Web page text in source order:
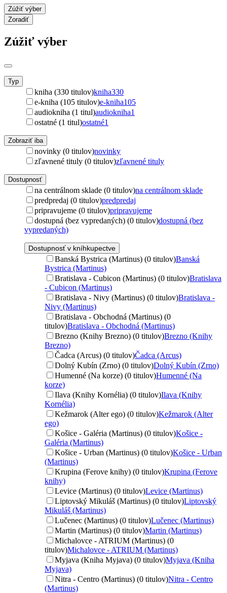
Zúžiť výber
Zoradiť
Zúžiť výber
Typ
kniha (330 titulov)kniha330
e-kniha (105 titulov)e-kniha105
audiokniha (1 titul)audiokniha1
ostatné (1 titul)ostatné1
Zobraziť iba
novinky (0 titulov)novinky
zľavnené tituly (0 titulov)zľavnené tituly
Dostupnosť
na centrálnom sklade (0 titulov)na centrálnom sklade
predpredaj (0 titulov)predpredaj
pripravujeme (0 titulov)pripravujeme
dostupná (bez vypredaných) (0 titulov)dostupná (bez
vypredaných)
Dostupnosť v kníhkupectve
Banská Bystrica (Martinus) (0 titulov)Banská
Bystrica (Martinus)
Bratislava - Cubicon (Martinus) (0 titulov)Bratislava
- Cubicon (Martinus)
Bratislava - Nivy (Martinus) (0 titulov)Bratislava -
Nivy (Martinus)
Bratislava - Obchodná (Martinus) (0
titulov)Bratislava - Obchodná (Martinus)
Brezno (Knihy Brezno) (0 titulov)Brezno (Knihy
Brezno)
Čadca (Arcus) (0 titulov)Čadca (Arcus)
Dolný Kubín (Zrno) (0 titulov)Dolný Kubín (Zrno)
Humenné (Na korze) (0 titulov)Humenné (Na
korze)
Ilava (Knihy Kornélia) (0 titulov)Ilava (Knihy
Kornélia)
Kežmarok (Alter ego) (0 titulov)Kežmarok (Alter
ego)
Košice - Galéria (Martinus) (0 titulov)Košice -
Galéria (Martinus)
Košice - Urban (Martinus) (0 titulov)Košice - Urban
(Martinus)
Krupina (Ferove knihy) (0 titulov)Krupina (Ferove
knihy)
Levice (Martinus) (0 titulov)Levice (Martinus)
Liptovský Mikuláš (Martinus) (0 titulov)Liptovský
Mikuláš (Martinus)
Lučenec (Martinus) (0 titulov)Lučenec (Martinus)
Martin (Martinus) (0 titulov)Martin (Martinus)
Michalovce - ATRIUM (Martinus) (0
titulov)Michalovce - ATRIUM (Martinus)
Myjava (Kniha Myjava) (0 titulov)Myjava (Kniha
Myjava)
Nitra - Centro (Martinus) (0 titulov)Nitra - Centro
(Martinus)